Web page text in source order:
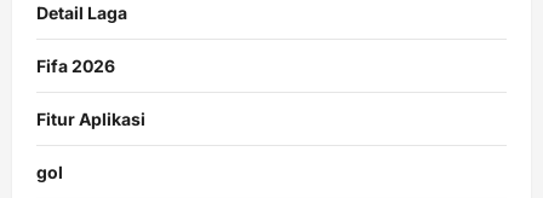
Detail Laga
Fifa 2026
Fitur Aplikasi
gol